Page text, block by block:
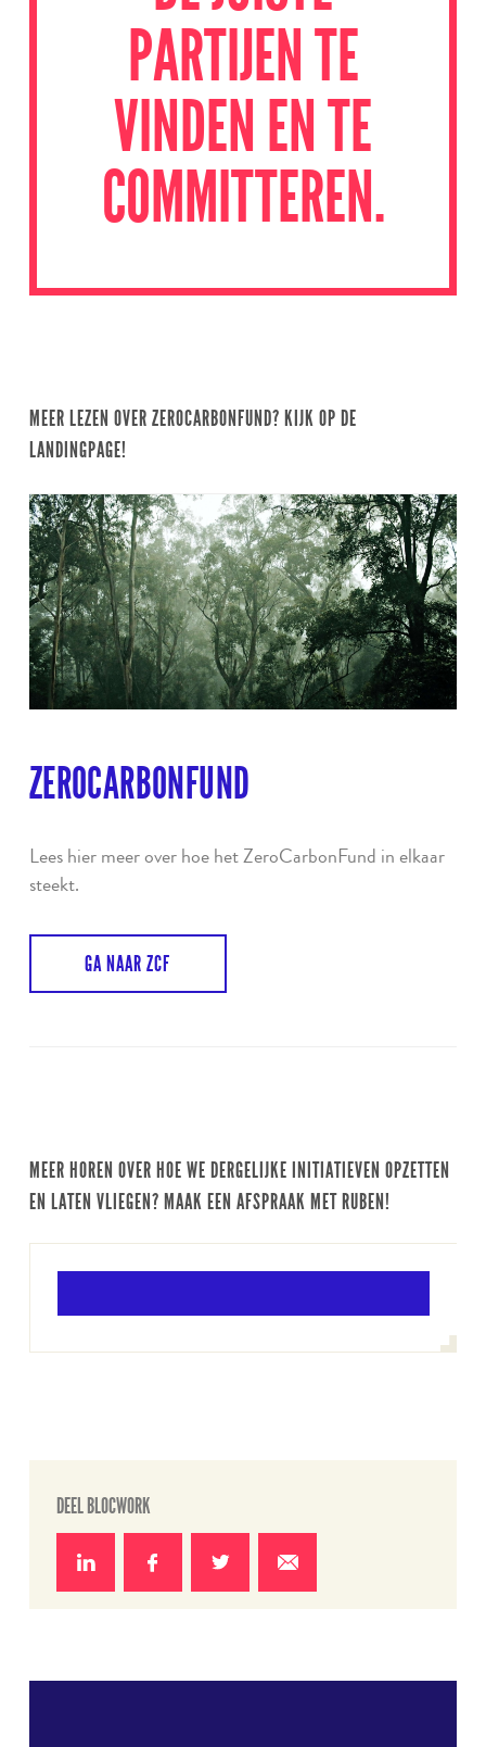
PARTIJEN TE
VINDEN EN TE
COMMITTEREN.
MEER LEZEN OVER ZEROCARBONFUND? KIJK OP DE
LANDINGPAGE!
ZEROCARBONFUND
Lees hier meer over hoe het ZeroCarbonFund in elkaar
steekt.
GA NAAR ZCF
MEER HOREN OVER HOE WE DERGELIJKE INITIATIEVEN OPZETTEN
EN LATEN VLIEGEN? MAAK EEN AFSPRAAK MET RUBEN!
DEEL BLOCWORK
LinkedInFacebookTwitter mail